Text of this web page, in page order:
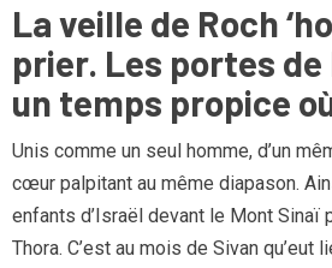
La veille de Roch
prier. Les portes de
un temps propice
Unis comme un seul homme, d’un
cœur palpitant au même diapason.
enfants d’Israël devant le Mont Sinaï
Thora. C’est au mois de Sivan qu’eut